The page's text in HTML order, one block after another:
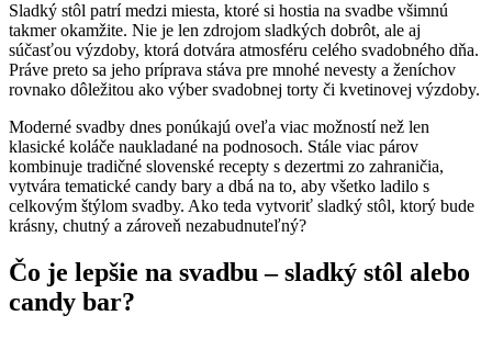
Sladký stôl patrí medzi miesta, ktoré si hostia na svadbe všimnú
takmer okamžite. Nie je len zdrojom sladkých dobrôt, ale aj
súčasťou výzdoby, ktorá dotvára atmosféru celého svadobného dňa.
Práve preto sa jeho príprava stáva pre mnohé nevesty a ženíchov
rovnako dôležitou ako výber svadobnej torty či kvetinovej výzdoby.
Moderné svadby dnes ponúkajú oveľa viac možností než len
klasické koláče naukladané na podnosoch. Stále viac párov
kombinuje tradičné slovenské recepty s dezertmi zo zahraničia,
vytvára tematické candy bary a dbá na to, aby všetko ladilo s
celkovým štýlom svadby. Ako teda vytvoriť sladký stôl, ktorý bude
krásny, chutný a zároveň nezabudnuteľný?
Čo je lepšie na svadbu – sladký stôl alebo
candy bar?